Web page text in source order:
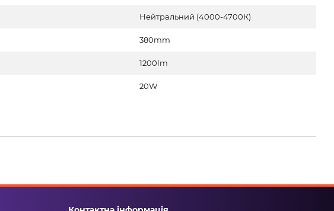
Нейтральний (4000-4700К)
380mm
1200lm
20W